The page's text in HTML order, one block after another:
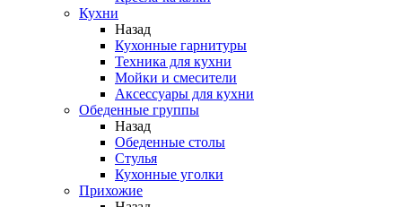
Кухни
Назад
Кухонные гарнитуры
Техника для кухни
Мойки и смесители
Аксессуары для кухни
Обеденные группы
Назад
Обеденные столы
Стулья
Кухонные уголки
Прихожие